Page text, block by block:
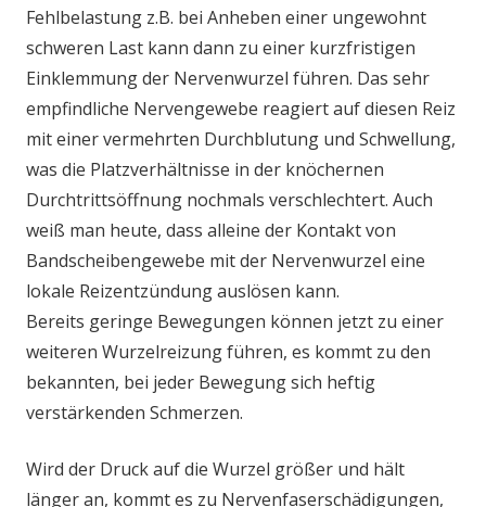
Fehlbelastung z.B. bei Anheben einer ungewohnt
schweren Last kann dann zu einer kurzfristigen
Einklemmung der Nervenwurzel führen. Das sehr
empfindliche Nervengewebe reagiert auf diesen Reiz
mit einer vermehrten Durchblutung und Schwellung,
was die Platzverhältnisse in der knöchernen
Durchtrittsöffnung nochmals verschlechtert. Auch
weiß man heute, dass alleine der Kontakt von
Bandscheibengewebe mit der Nervenwurzel eine
lokale Reizentzündung auslösen kann.
Bereits geringe Bewegungen können jetzt zu einer
weiteren Wurzelreizung führen, es kommt zu den
bekannten, bei jeder Bewegung sich heftig
verstärkenden Schmerzen.
Wird der Druck auf die Wurzel größer und hält
länger an, kommt es zu Nervenfaserschädigungen,